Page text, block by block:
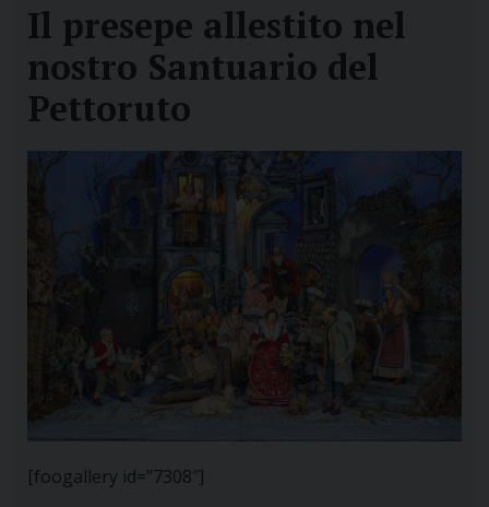
Il presepe allestito nel
nostro Santuario del
Pettoruto
[foogallery id=”7308″]